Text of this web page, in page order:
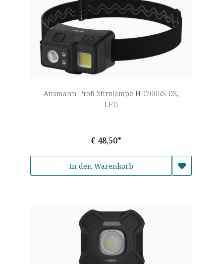
Ansmann Profi-Stirnlampe HD700RS-DS,
LED
€ 48,50*
In den Warenkorb